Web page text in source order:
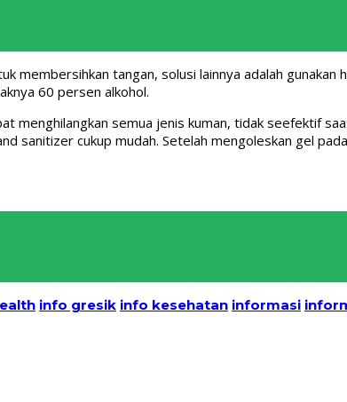
membersihkan tangan, solusi lainnya adalah
60 persen alkohol.
menghilangkan semua jenis kuman, tidak seefektif
sanitizer cukup mudah. Setelah mengoleskan gel
info gresik info kesehatan informasi